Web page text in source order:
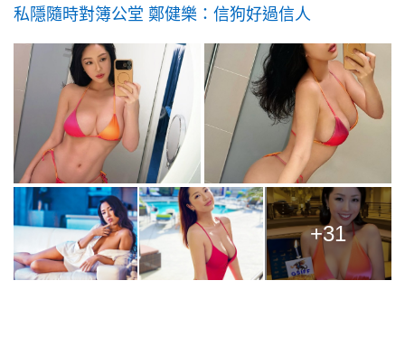
私隱隨時對簿公堂 鄭健樂：信狗好過信人
+31